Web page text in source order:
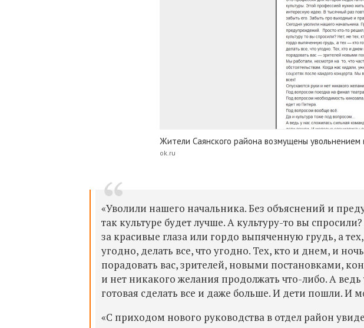
Жители Саянского района возмущены увольнением
ok.ru
«Уволили нашего начальника. Без объяснений и
так культуре будет лучше. А культуру-то вы
за красивые глаза или гордо выпяченную грудь, а
угодно, делать все, что угодно. Тех, кто и днем, и
порадовать вас, зрителей, новыми постановками,
и нет никакого желания продолжать что-либо. А
готовая сделать все и даже больше. И дети пошли. И
«С приходом нового руководства в отдел район